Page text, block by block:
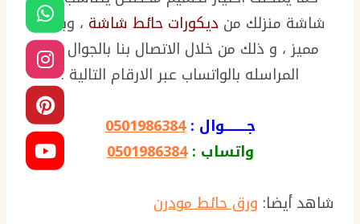
شاشة منزلك من ديكورات حائط شاشة ، وبسعر
مميز ، و ذلك من خلال الاتصال بنا بالجوال ، أو
المراسله بالواتساب عبر الارقام التالية :
جـــــــــوال :0501986384
واتساب :0501986384
شاهد أيضا: ورق حائط مودرن